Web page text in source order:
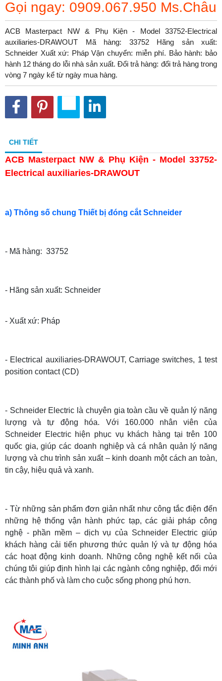
Gọi ngay: 0909.067.950 Ms.Châu
ACB Masterpact NW & Phụ Kiện - Model 33752-Electrical
auxiliaries-DRAWOUT Mã hàng: 33752 Hãng sản xuất:
Schneider Xuất xứ: Pháp Vận chuyển: miễn phí. Bảo hành: bảo
hành 12 tháng do lỗi nhà sản xuất. Đổi trả hàng: đổi trả hàng trong
vòng 7 ngày kể từ ngày mua hàng.
CHI TIẾT
ACB Masterpact NW & Phụ Kiện - Model 33752-
Electrical auxiliaries-DRAWOUT
a) Thông số chung Thiết bị đóng cắt Schneider
- Mã hàng: 33752
- Hãng sản xuất: Schneider
- Xuất xứ: Pháp
- Electrical auxiliaries-DRAWOUT, Carriage switches, 1 test
position contact (CD)
- Schneider Electric là chuyên gia toàn cầu về quản lý năng
lượng và tự động hóa. Với 160.000 nhân viên của
Schneider Electric hiện phục vụ khách hàng tại trên 100
quốc gia, giúp các doanh nghiệp và cá nhân quản lý năng
lượng và chu trình sản xuất – kinh doanh một cách an toàn,
tin cậy, hiệu quả và xanh.
- Từ những sản phẩm đơn giản nhất như công tắc điện đến
những hệ thống vận hành phức tạp, các giải pháp công
nghệ - phần mềm – dịch vụ của Schneider Electric giúp
khách hàng cải tiến phương thức quản lý và tự động hóa
các hoạt động kinh doanh. Những công nghệ kết nối của
chúng tôi giúp định hình lại các ngành công nghiệp, đổi mới
các thành phố và làm cho cuộc sống phong phú hơn.